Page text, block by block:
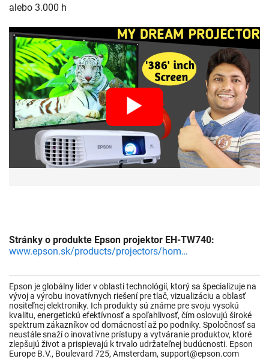
alebo 3.000 h
Stránky o produkte Epson projektor EH-TW740:
www.epson.sk/products/projectors/home-cinema/eh-tw740?productfinder=V11H979040
Epson je globálny líder v oblasti technológií, ktorý sa špecializuje na
vývoj a výrobu inovatívnych riešení pre tlač, vizualizáciu a oblasť
nositeľnej elektroniky. Ich produkty sú známe pre svoju vysokú
kvalitu, energetickú efektívnosť a spoľahlivosť, čím oslovujú široké
spektrum zákazníkov od domácností až po podniky. Spoločnosť sa
neustále snaží o inovatívne prístupy a vytváranie produktov, ktoré
zlepšujú život a prispievajú k trvalo udržateľnej budúcnosti. Epson
Europe B.V., Boulevard 725, Amsterdam, support@epson.com